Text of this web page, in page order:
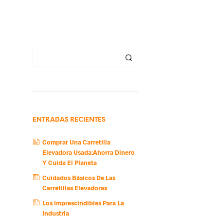
ENTRADAS RECIENTES
Comprar Una Carretilla
Elevadora Usada:Ahorra Dinero
Y Cuida El Planeta
Cuidados Básicos De Las
Carretillas Elevadoras
Los Imprescindibles Para La
Industria